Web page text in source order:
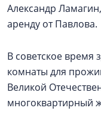
Александр
аренду от Павлова.
В советское время
комнаты для
Великой
многоквартирный